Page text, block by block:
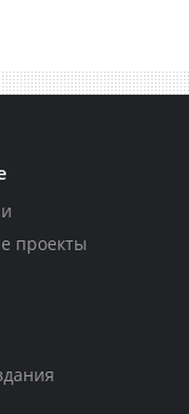
проекты